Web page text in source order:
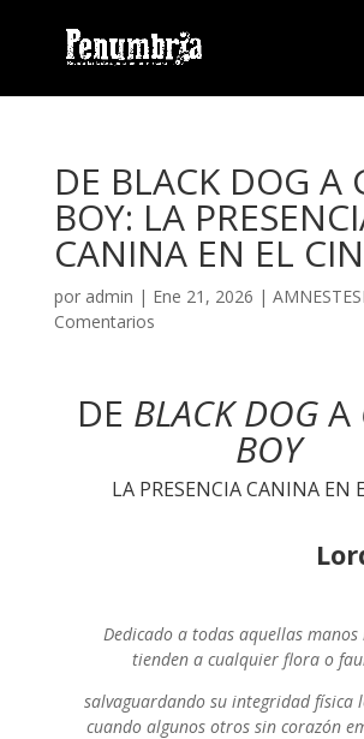
DE BLACK DOG A
BOY: LA
CANINA EN EL
por admin | Ene 21, 2026 |
Comentarios
DE BLACK DOGA
BOY
LA PRESENCIA CANINA EN
Dedicado a todas aquellas
tienden a cualquier flora o
salvaguardando su integridad física
cuando algunos otros sin corazón